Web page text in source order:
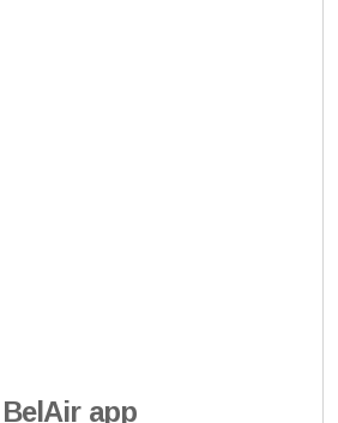
BelAir app